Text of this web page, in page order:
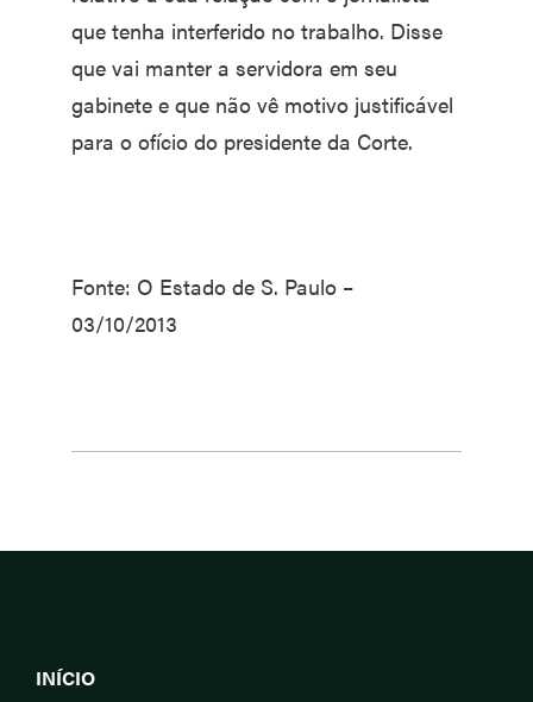
que tenha interferido no trabalho. Disse
que vai manter a servidora em seu
gabinete e que não vê motivo justificável
para o ofício do presidente da Corte.
Fonte: O Estado de S. Paulo –
03/10/2013
INÍCIO